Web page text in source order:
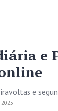
e
e
2025